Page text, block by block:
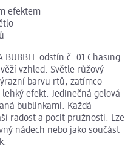
efektem
BUBBLE odstín č. 01 Chasing
vzhled. Světle růžový
barvu rtů, zatímco
efekt. Jedinečná gelová
bublinkami. Každá
radost a pocit pružnosti. Lze
nádech nebo jako součást